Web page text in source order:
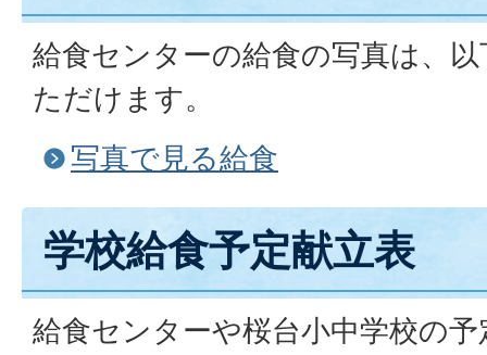
給食センターの給食の写真は、
ただけます。
写真で見る給食
学校給食予定献立表
給食センターや桜台小中学校の